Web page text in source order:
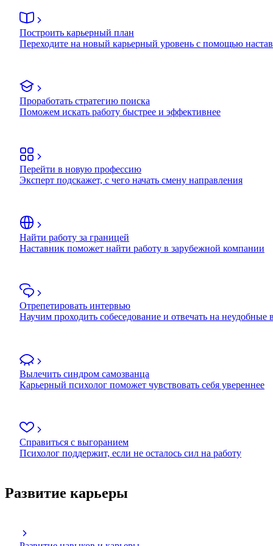
Построить карьерный план
Переходите на новый карьерный уровень с помощью
Проработать стратегию поиска
Поможем искать работу быстрее и эффективнее
Перейти в новую профессию
Эксперт подскажет, с чего начать смену направления
Найти работу за границей
Наставник поможет найти работу в зарубежной компании
Отрепетировать интервью
Научим проходить собеседование и отвечать на неудобные
Вылечить синдром самозванца
Карьерный психолог поможет чувствовать себя увереннее
Справиться с выгоранием
Психолог поддержит, если не осталось сил на работу
Развитие карьеры